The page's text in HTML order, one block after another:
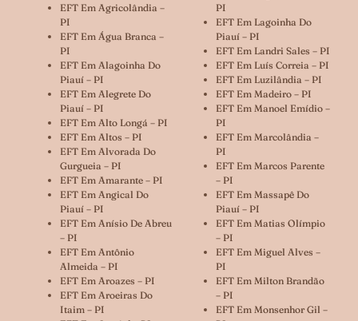
EFT Em Agricolândia –
PI
EFT Em Água Branca –
PI
EFT Em Alagoinha Do
Piauí – PI
EFT Em Alegrete Do
Piauí – PI
EFT Em Alto Longá – PI
EFT Em Altos – PI
EFT Em Alvorada Do
Gurgueia – PI
EFT Em Amarante – PI
EFT Em Angical Do
Piauí – PI
EFT Em Anísio De Abreu
– PI
EFT Em Antônio
Almeida – PI
EFT Em Aroazes – PI
EFT Em Aroeiras Do
Itaim – PI
PI
EFT Em Lagoinha Do
Piauí – PI
EFT Em Landri Sales – PI
EFT Em Luís Correia – PI
EFT Em Luzilândia – PI
EFT Em Madeiro – PI
EFT Em Manoel Emídio –
PI
EFT Em Marcolândia –
PI
EFT Em Marcos Parente
– PI
EFT Em Massapê Do
Piauí – PI
EFT Em Matias Olímpio
– PI
EFT Em Miguel Alves –
PI
EFT Em Milton Brandão
– PI
EFT Em Monsenhor Gil –